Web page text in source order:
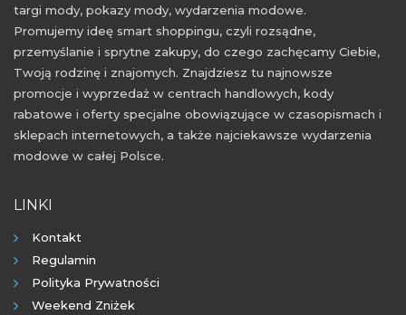
targi mody, pokazy mody, wydarzenia modowe.
Promujemy ideę smart shoppingu, czyli rozsądne,
przemyślanie i sprytne zakupy, do czego zachęcamy Ciebie,
Twoją rodzinę i znajomych. Znajdziesz tu najnowsze
promocje i wyprzedaż w centrach handlowych, kody
rabatowe i oferty specjalne obowiązujące w czasopismach i
sklepach internetowych, a także najciekawsze wydarzenia
modowe w całej Polsce.
LINKI
Kontakt
Regulamin
Polityka Prywatności
Weekend Zniżek